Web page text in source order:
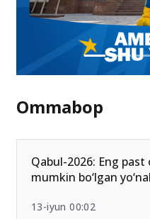
Ommabop
Qabul-2026: Eng
mumkin bo‘lgan
13-iyun 00:02